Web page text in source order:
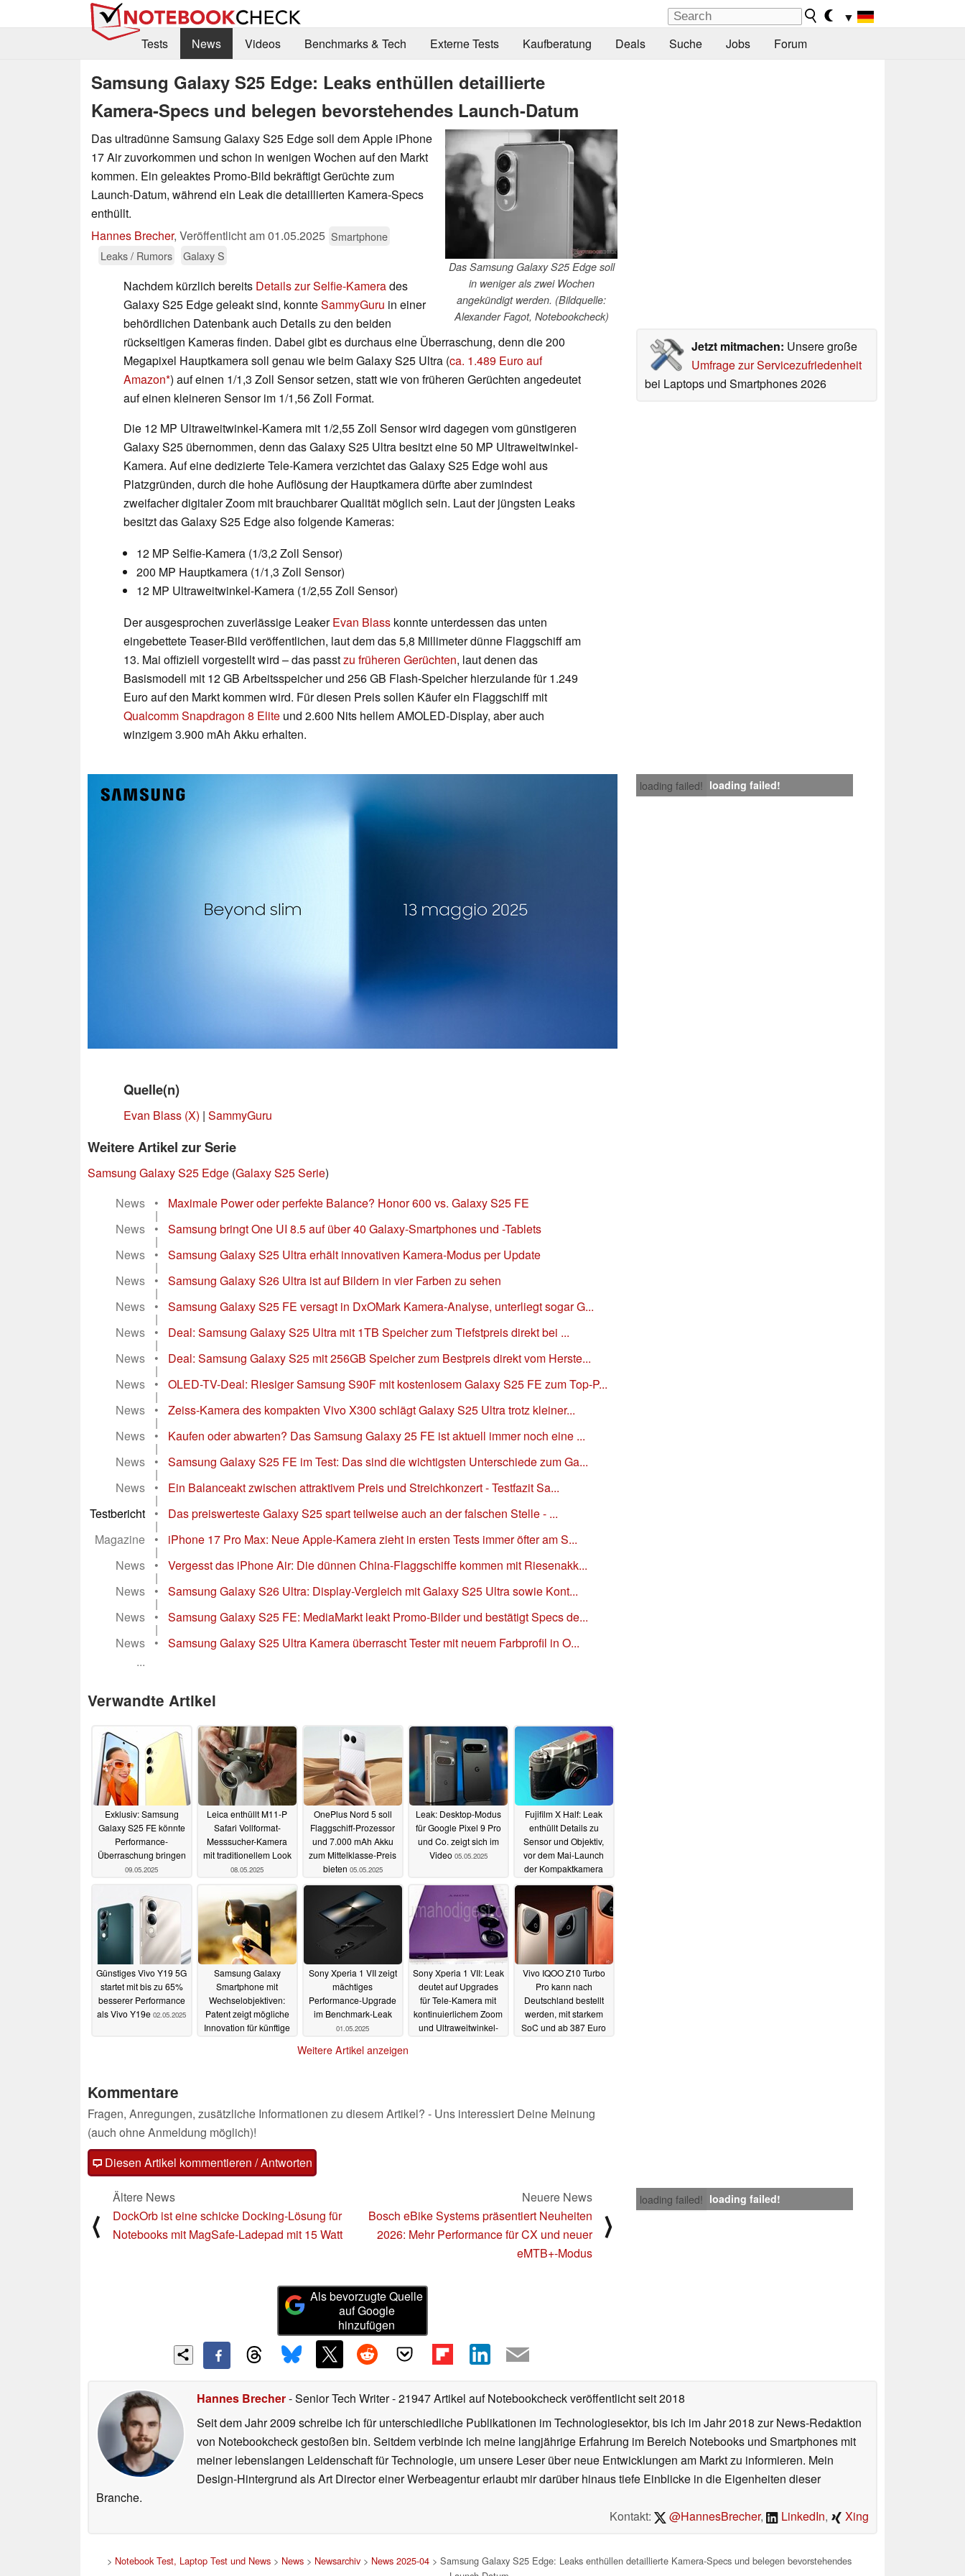
▼
Tests
News Videos Benchmarks & Tech Externe Tests Kaufberatung Deals Suche Jobs Forum
Samsung Galaxy S25 Edge: Leaks enthüllen detaillierte
Kamera-Specs und belegen bevorstehendes Launch-Datum
Das Samsung Galaxy S25 Edge soll
in weniger als zwei Wochen
angekündigt werden. (Bildquelle:
Alexander Fagot, Notebookcheck)
Das ultradünne Samsung Galaxy S25 Edge soll dem Apple iPhone
17 Air zuvorkommen und schon in wenigen Wochen auf den Markt
kommen. Ein geleaktes Promo-Bild bekräftigt Gerüchte zum
Launch-Datum, während ein Leak die detaillierten Kamera-Specs
enthüllt.
Hannes Brecher, Veröffentlicht am01.05.2025 Smartphone
Leaks / Rumors
Galaxy S
Jetzt mitmachen: Unsere große
Umfrage zur Servicezufriedenheit
bei Laptops und Smartphones 2026
Nachdem kürzlich bereits Details zur Selfie-Kamerades
Galaxy S25 Edge geleakt sind, konnteSammyGuru in einer
behördlichen Datenbank auch Details zu den beiden
rückseitigen Kameras finden. Dabei gibt es durchaus eine Überraschung, denn die 200
Megapixel Hauptkamera soll genau wie beim Galaxy S25 Ultra (ca. 1.489 Euro auf
Amazon ) auf einen 1/1,3 Zoll Sensor setzen, statt wie von früheren Gerüchten angedeutet
auf einen kleineren Sensor im 1/1,56 Zoll Format.
Die 12 MP Ultraweitwinkel-Kamera mit 1/2,55 Zoll Sensor wird dagegen vom günstigeren
Galaxy S25 übernommen, denn das Galaxy S25 Ultra besitzt eine 50 MP Ultraweitwinkel-
Kamera. Auf eine dedizierte Tele-Kamera verzichtet das Galaxy S25 Edge wohl aus
Platzgründen, durch die hohe Auflösung der Hauptkamera dürfte aber zumindest
zweifacher digitaler Zoom mit brauchbarer Qualität möglich sein. Laut der jüngsten Leaks
besitzt das Galaxy S25 Edge also folgende Kameras:
12 MP Selfie-Kamera (1/3,2 Zoll Sensor)
200 MP Hauptkamera (1/1,3 Zoll Sensor)
12 MP Ultraweitwinkel-Kamera (1/2,55 Zoll Sensor)
Der ausgesprochen zuverlässige LeakerEvan Blass konnte unterdessen das unten
eingebettete Teaser-Bild veröffentlichen, laut dem das 5,8 Millimeter dünne Flaggschiff am
13. Mai offiziell vorgestellt wird – das passtzu früheren Gerüchten, laut denen das
Basismodell mit 12 GB Arbeitsspeicher und 256 GB Flash-Speicher hierzulande für 1.249
Euro auf den Markt kommen wird. Für diesen Preis sollen Käufer ein Flaggschiff mit
Qualcomm Snapdragon 8 Elite und 2.600 Nits hellem AMOLED-Display, aber auch
winzigem 3.900 mAh Akku erhalten.
loading failed! loading failed!
Quelle(n)
Evan Blass (X) | SammyGuru
Weitere Artikel zur Serie
Samsung Galaxy S25 Edge (Galaxy S25 Serie)
News
• Maximale Power oder perfekte Balance? Honor 600 vs. Galaxy S25 FE
|
News
• Samsung bringt One UI 8.5 auf über 40 Galaxy-Smartphones und -Tablets
|
News
• Samsung Galaxy S25 Ultra erhält innovativen Kamera-Modus per Update
|
News
• Samsung Galaxy S26 Ultra ist auf Bildern in vier Farben zu sehen
|
News
• Samsung Galaxy S25 FE versagt in DxOMark Kamera-Analyse, unterliegt sogar G...
|
News
• Deal: Samsung Galaxy S25 Ultra mit 1TB Speicher zum Tiefstpreis direkt bei ...
|
News
• Deal: Samsung Galaxy S25 mit 256GB Speicher zum Bestpreis direkt vom Herste...
|
News
• OLED-TV-Deal: Riesiger Samsung S90F mit kostenlosem Galaxy S25 FE zum Top-P...
|
News
• Zeiss-Kamera des kompakten Vivo X300 schlägt Galaxy S25 Ultra trotz kleiner...
|
News
• Kaufen oder abwarten? Das Samsung Galaxy 25 FE ist aktuell immer noch eine ...
|
News
• Samsung Galaxy S25 FE im Test: Das sind die wichtigsten Unterschiede zum Ga...
|
News
• Ein Balanceakt zwischen attraktivem Preis und Streichkonzert - Testfazit Sa...
|
Testbericht
• Das preiswerteste Galaxy S25 spart teilweise auch an der falschen Stelle - ...
|
Magazine
• iPhone 17 Pro Max: Neue Apple-Kamera zieht in ersten Tests immer öfter am S...
|
News
• Vergesst das iPhone Air: Die dünnen China-Flaggschiffe kommen mit Riesenakk...
|
News
• Samsung Galaxy S26 Ultra: Display-Vergleich mit Galaxy S25 Ultra sowie Kont...
|
News
• Samsung Galaxy S25 FE: MediaMarkt leakt Promo-Bilder und bestätigt Specs de...
|
News
•
Samsung Galaxy S25 Ultra Kamera überrascht Tester mit neuem Farbprofil in O...
...
Verwandte Artikel
Exklusiv: Samsung
Galaxy S25 FE könnte
Performance-
Überraschung bringen
09.05.2025
Leica enthüllt M11-P
Safari Vollformat-
Messsucher-Kamera
mit traditionellem Look
08.05.2025
OnePlus Nord 5 soll
Flaggschiff-Prozessor
und 7.000 mAh Akku
zum Mittelklasse-Preis
bieten 05.05.2025
Leak: Desktop-Modus
für Google Pixel 9 Pro
und Co. zeigt sich im
Video 05.05.2025
Fujifilm X Half: Leak
enthüllt Details zu
Sensor und Objektiv,
vor dem Mai-Launch
der Kompaktkamera
04.05.2025
Günstiges Vivo Y19 5G
startet mit bis zu 65%
besserer Performance
als Vivo Y19e 02.05.2025
Samsung Galaxy
Smartphone mit
Wechselobjektiven:
Patent zeigt mögliche
Innovation für künftige
Sony Xperia 1 VII zeigt
mächtiges
Performance-Upgrade
im Benchmark-Leak
01.05.2025
Sony Xperia 1 VII: Leak
deutet auf Upgrades
für Tele-Kamera mit
kontinuierlichem Zoom
und Ultraweitwinkel-
Vivo IQOO Z10 Turbo
Pro kann nach
Deutschland bestellt
werden, mit starkem
SoC und ab 387 Euro
Weitere Artikel anzeigen
Kommentare
Fragen, Anregungen, zusätzliche Informationen zu diesem Artikel? - Uns interessiert Deine Meinung
(auch ohne Anmeldung möglich)!
Diesen Artikel kommentieren / Antworten
loading failed! loading failed!
⟨
Ältere News
DockOrb ist eine schicke Docking-Lösung für
Notebooks mit MagSafe-Ladepad mit 15 Watt
Neuere News
Bosch eBike Systems präsentiert Neuheiten
2026: Mehr Performance für CX und neuer
eMTB+-Modus
⟩
Als bevorzugte Quelle
auf Google
hinzufügen
Hannes Brecher- Senior Tech Writer- 21947 Artikel auf Notebookcheck veröffentlichtseit 2018
Seit dem Jahr 2009 schreibe ich für unterschiedliche Publikationen im Technologiesektor, bis ich im Jahr 2018 zur News-Redaktion
von Notebookcheck gestoßen bin. Seitdem verbinde ich meine langjährige Erfahrung im Bereich Notebooks und Smartphones mit
meiner lebenslangen Leidenschaft für Technologie, um unsere Leser über neue Entwicklungen am Markt zu informieren. Mein
Design-Hintergrund als Art Director einer Werbeagentur erlaubt mir darüber hinaus tiefe Einblicke in die Eigenheiten dieser
Branche.
Kontakt:
@HannesBrecher, LinkedIn, Xing
> Notebook Test, Laptop Test und News> News> Newsarchiv> News 2025-04> Samsung Galaxy S25 Edge: Leaks enthüllen detaillierte Kamera-Specs und belegen bevorstehendes